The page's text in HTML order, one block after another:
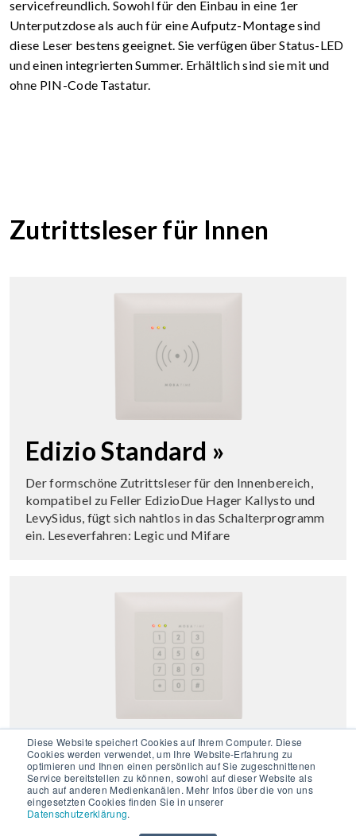
Diese Website speichert Cookies auf Ihrem Computer. Diese
Cookies werden verwendet, um Ihre Website-Erfahrung zu
optimieren und Ihnen einen persönlich auf Sie zugeschnittenen
Service bereitstellen zu können, sowohl auf dieser Website als
auch auf anderen Medienkanälen. Mehr Infos über die von uns
eingesetzten Cookies finden Sie in unserer
Datenschutzerklärung.
servicefreundlich. Sowohl für den Einbau in eine 1er
Unterputzdose als auch für eine Aufputz-Montage sind
diese Leser bestens geeignet. Sie verfügen über Status-LED
und einen integrierten Summer. Erhältlich sind sie mit und
ohne PIN-Code Tastatur.
Zutrittsleser für Innen
Edizio Standard »
Der formschöne Zutrittsleser für den Innenbereich,
kompatibel zu Feller EdizioDue Hager Kallysto und
LevySidus, fügt sich nahtlos in das Schalterprogramm
ein. Leseverfahren: Legic und Mifare
Edizio PIN »
Der formschöne Zutrittsleser mit PIN-Code Tastatur
für den Innenbereich, kompatibel zu Feller EdizioDue
Hager Kallysto und LevySidus, fügt sich nahtlos in das